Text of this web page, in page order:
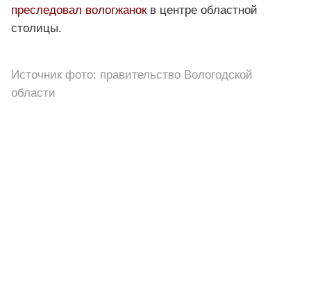
преследовал вологжанокв центре областной
столицы.
Источник фото: правительство Вологодской
области